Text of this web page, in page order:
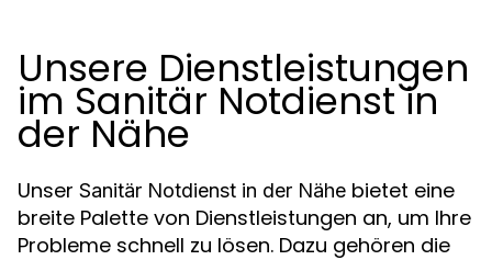
Unsere Dienstleistungen
im Sanitär Notdienst in
der Nähe
Unser Sanitär Notdienst in der Nähe bietet eine
breite Palette von Dienstleistungen an, um Ihre
Probleme schnell zu lösen. Dazu gehören die